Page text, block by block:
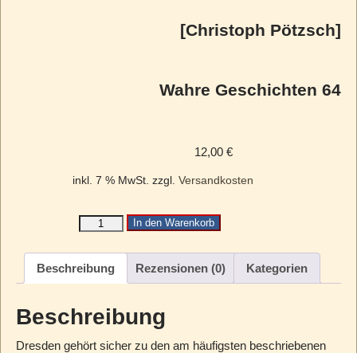
[Christoph Pötzsch]
Wahre Geschichten 64
12,00 €
inkl. 7 % MwSt. zzgl. Versandkosten
In den Warenkorb
Beschreibung Rezensionen (0) Kategorien
Beschreibung
Dresden gehört sicher zu den am häufigsten beschriebenen